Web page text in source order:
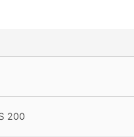
200